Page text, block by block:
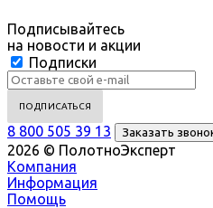
Подписывайтесь
на новости и акции
Подписки
8 800 505 39 13 Заказать
2026 © ПолотноЭксперт
Компания
Информация
Помощь